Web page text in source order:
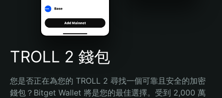
Português (Brasil)
Español (Argentina)
TROLL 2 錢包
您是否正在為您的 TROLL 2 尋找一個可靠且安全的加密
錢包？Bitget Wallet 將是您的最佳選擇。受到 2,000 萬